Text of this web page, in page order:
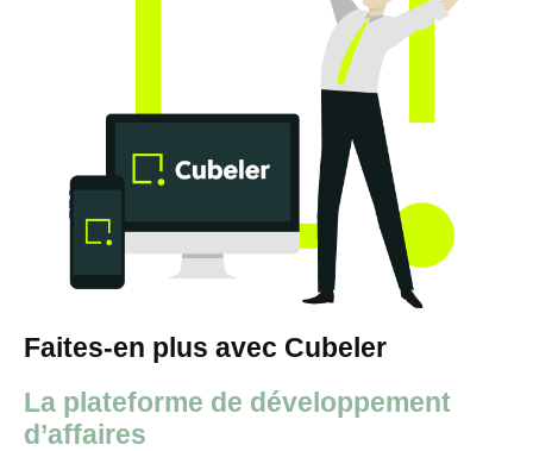
Faites-en plus avec Cubeler
La plateforme de développement
d’affaires